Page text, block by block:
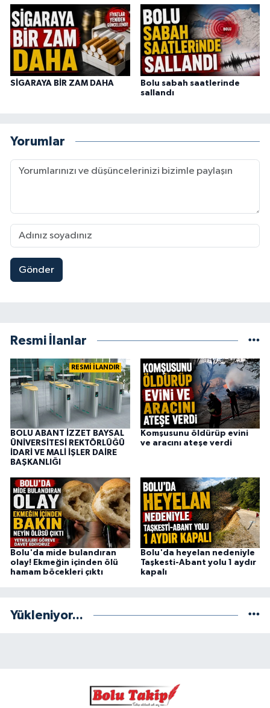
SİGARAYA BİR ZAM DAHA
Bolu sabah saatlerinde
sallandı
Yorumlar
Gönder
Resmi İlanlar
RESMİ İLANDIR
BOLU ABANT İZZET BAYSAL
ÜNİVERSİTESİ REKTÖRLÜĞÜ
İDARİ VE MALİ İŞLER DAİRE
BAŞKANLIĞI
Komşusunu öldürüp evini
ve aracını ateşe verdi
Bolu'da mide bulandıran
olay! Ekmeğin içinden ölü
hamam böcekleri çıktı
Bolu'da heyelan nedeniyle
Taşkesti-Abant yolu 1 aydır
kapalı
Yükleniyor...